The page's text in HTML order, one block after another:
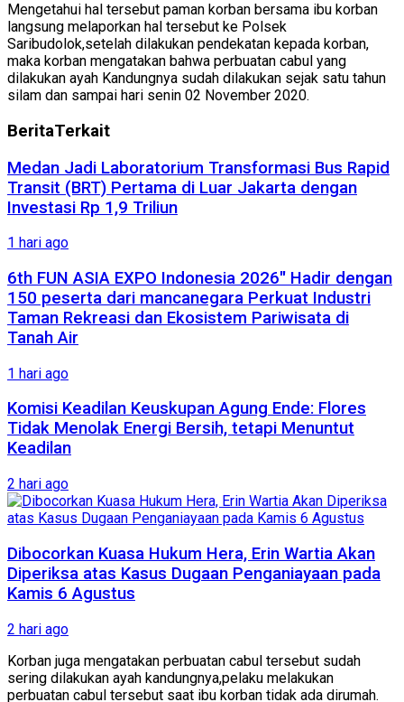
Mengetahui hal tersebut paman korban bersama ibu korban
langsung melaporkan hal tersebut ke Polsek
Saribudolok,setelah dilakukan pendekatan kepada korban,
maka korban mengatakan bahwa perbuatan cabul yang
dilakukan ayah Kandungnya sudah dilakukan sejak satu tahun
silam dan sampai hari senin 02 November 2020.
BeritaTerkait
Medan Jadi Laboratorium Transformasi Bus Rapid
Transit (BRT) Pertama di Luar Jakarta dengan
Investasi Rp 1,9 Triliun
1 hari ago
6th FUN ASIA EXPO Indonesia 2026″ Hadir dengan
150 peserta dari mancanegara Perkuat Industri
Taman Rekreasi dan Ekosistem Pariwisata di
Tanah Air
1 hari ago
Komisi Keadilan Keuskupan Agung Ende: Flores
Tidak Menolak Energi Bersih, tetapi Menuntut
Keadilan
2 hari ago
Dibocorkan Kuasa Hukum Hera, Erin Wartia Akan
Diperiksa atas Kasus Dugaan Penganiayaan pada
Kamis 6 Agustus
2 hari ago
Korban juga mengatakan perbuatan cabul tersebut sudah
sering dilakukan ayah kandungnya,pelaku melakukan
perbuatan cabul tersebut saat ibu korban tidak ada dirumah.